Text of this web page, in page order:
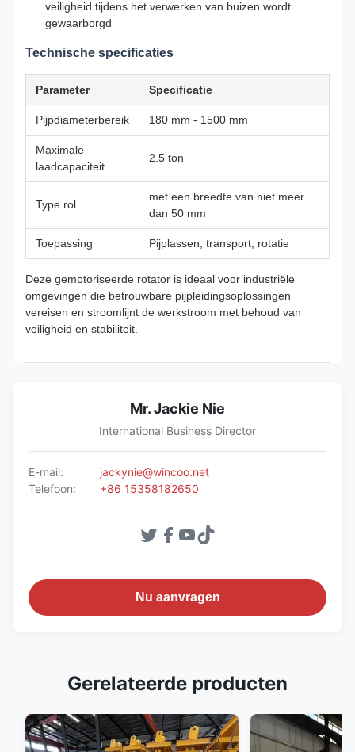
veiligheid tijdens het verwerken van buizen wordt
gewaarborgd
Technische specificaties
Parameter Specificatie
Pijpdiameterbereik 180 mm - 1500 mm
Maximale
laadcapaciteit
2.5 ton
Type rol
met een breedte van niet meer
dan 50 mm
Toepassing Pijplassen, transport, rotatie
Deze gemotoriseerde rotator is ideaal voor industriële
omgevingen die betrouwbare pijpleidingsoplossingen
vereisen en stroomlijnt de werkstroom met behoud van
veiligheid en stabiliteit.
Mr. Jackie Nie
International Business Director
E-mail:
jackynie@wincoo.net
Telefoon:
+86 15358182650
Nu aanvragen
Gerelateerde producten